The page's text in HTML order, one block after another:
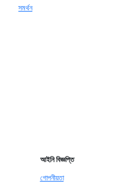
সমর্থন
আইনি বিজ্ঞপ্তি
গোপনীয়তা